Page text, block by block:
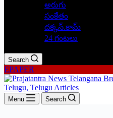
అరుగు
సంకేతం
దక్కన్.కామ్
24 గంటలు
Search
EPAPER
Menu Search